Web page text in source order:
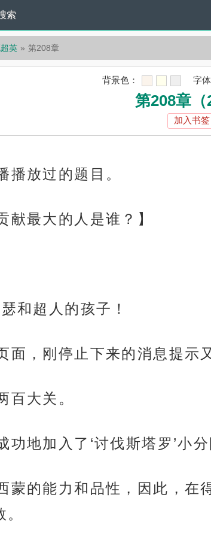
索
英 第208章
背景色： 字体
第208章（
加入书签
播放过的题目。
献最大的人是谁？】
和超人的孩子！
面，刚停止下来的消息提示
百大关。
地加入了‘讨伐斯塔罗’小分
蒙的能力和品性，因此，在